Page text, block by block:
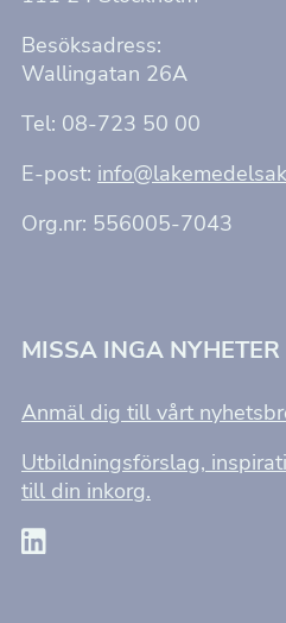
Besöksadress:
Wallingatan 26A
Tel: 08-723 50 00
E-post:
Org.nr: 556005-7043
MISSA INGA NYHETER
Anmäl dig till vårt
Utbildningsförslag,
till din inkorg.